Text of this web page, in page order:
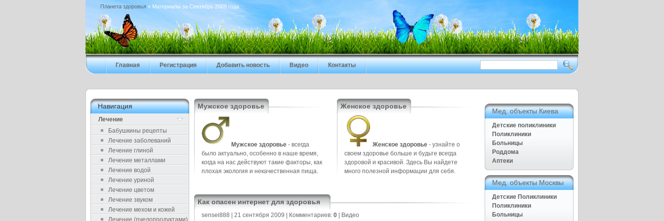
Планета здоровья » Материалы за Сентябрь 2009 года
Здоровый образ жизни приежде
Нет ничего дороже чем наше
здоровье
Полезные советы для дома и
семьи, Рецепты народной
медицины
Главная Регистрация Добавить новость Видео Контакты
Навигация
Лечение
Бабушкины рецепты
Лечение заболеваний
Лечение глиной
Лечение металлами
Лечение водой
Лечение уриной
Лечение цветом
Лечение звуком
Лечение мехом и кожей
Лечение (пчелопродуктами)
Мед. объекты Киева
Детские поликлиники
Поликлиники
Больницы
Роддома
Аптеки
Мед. объекты Москвы
Детские Поликлиники
Поликлиники
Больницы
Мужское здоровье
Мужское здоровье - всегда
было актуально, особенно в наше время,
когда на нас действуют такие факторы, как
плохая экология и некачественная пища.
Женское здоровье
Женское здоровье- узнайте о
своем здоровье больше и будьте всегда
здоровой и красивой. Здесь Вы найдете
много полезной информации для себя.
Как опасен интернет для здоровья
sensei888 | 21 сентября 2009 | Комментариев: 0 Видео